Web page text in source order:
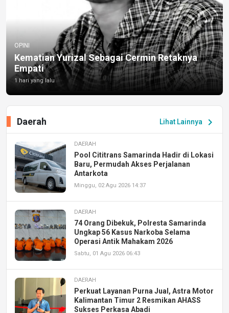
OPINI
Kematian Yurizal Sebagai Cermin Retaknya
Empati
1 hari yang lalu
Lihat Lainnya chevron_right
Daerah
DAERAH
Pool Cititrans Samarinda Hadir di Lokasi
Baru, Permudah Akses Perjalanan
Antarkota
Minggu, 02 Agu 2026 14:37
DAERAH
74 Orang Dibekuk, Polresta Samarinda
Ungkap 56 Kasus Narkoba Selama
Operasi Antik Mahakam 2026
Sabtu, 01 Agu 2026 06:43
DAERAH
Perkuat Layanan Purna Jual, Astra Motor
Kalimantan Timur 2 Resmikan AHASS
Sukses Perkasa Abadi